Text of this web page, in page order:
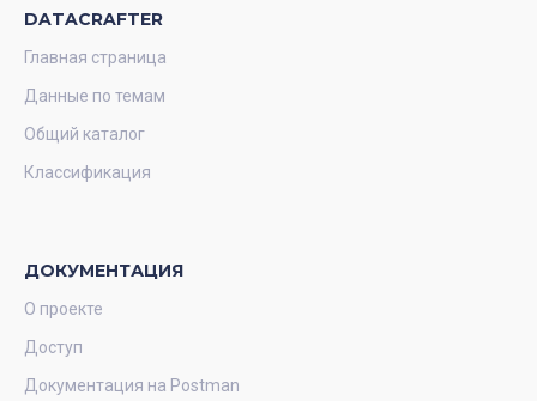
DATACRAFTER
Главная страница
Данные по темам
Общий каталог
Классификация
ДОКУМЕНТАЦИЯ
О проекте
Доступ
Документация на Postman